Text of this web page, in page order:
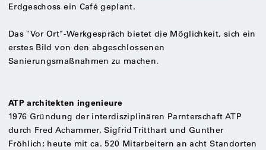
Erdgeschoss ein Café geplant.
Das "Vor Ort"-Werkgespräch bietet die Möglichkeit, sich ein
erstes Bild von den abgeschlossenen
Sanierungsmaßnahmen zu machen.
ATP architekten ingenieure
1976 Gründung der interdisziplinären Parnterschaft ATP
durch Fred Achammer, Sigfrid Tritthart und Gunther
Fröhlich; heute mit ca. 520 Mitarbeitern an acht Standorten